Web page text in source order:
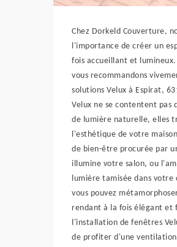
Chez Dorkeld Couverture,
l'importance de créer un
fois accueillant et
vous recommandons
solutions Velux à Espirat,
Velux ne se contentent
de lumière naturelle, elles
l'esthétique de votre
de bien-être procurée par
illumine votre salon, ou
lumière tamisée dans votre
vous pouvez
rendant à la fois élégant et
l'installation de fenêtres
de profiter d'une